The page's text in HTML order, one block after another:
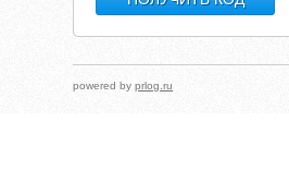
powered byprlog.ru